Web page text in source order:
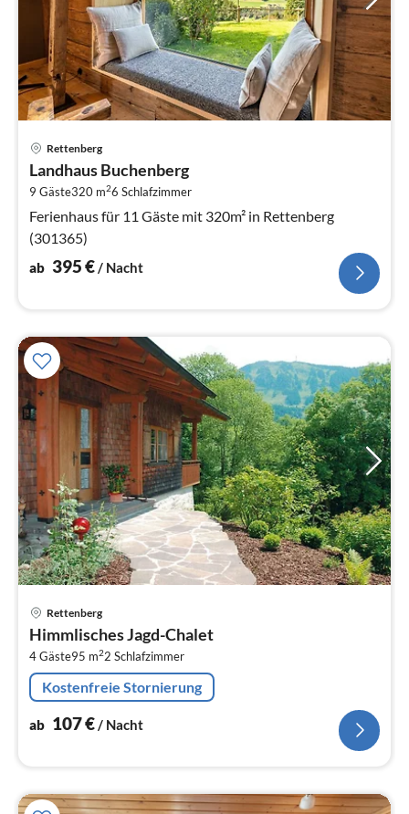
Rettenberg
Landhaus Buchenberg
9 Gäste320 m26 Schlafzimmer
Ferienhaus für 11 Gäste mit 320m² in Rettenberg
(301365)
ab 395€ / Nacht
Rettenberg
Himmlisches Jagd-Chalet
4 Gäste95 m22 Schlafzimmer
Kostenfreie Stornierung
ab 107€/ Nacht